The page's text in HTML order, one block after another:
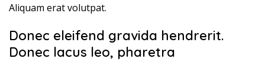
Aliquam erat volutpat.
Donec eleifend gravida hendrerit.
Donec lacus leo, pharetra